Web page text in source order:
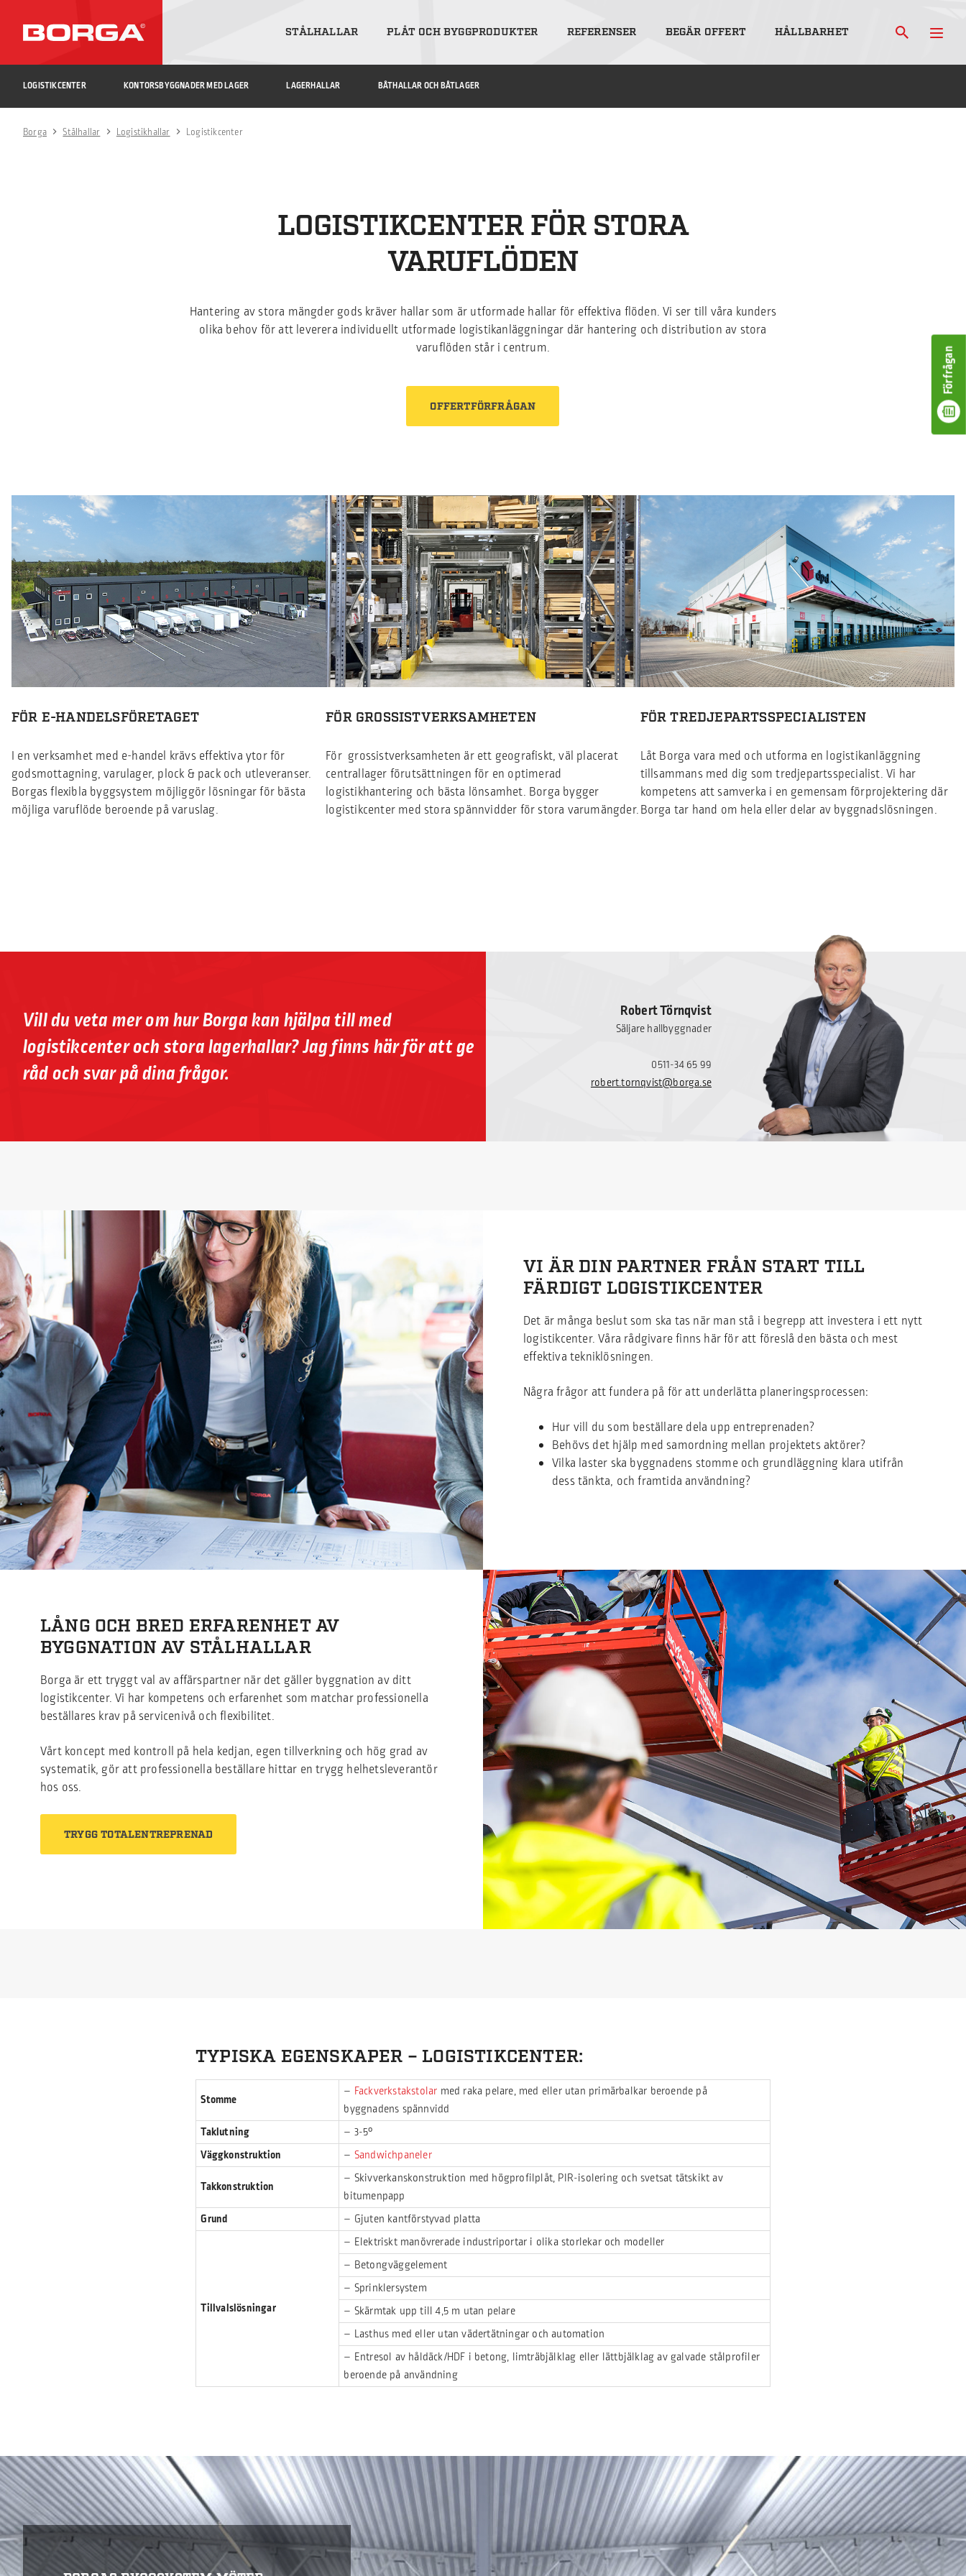
STÅLHALLAR PLÅT OCH BYGGPRODUKTER REFERENSER BEGÄR OFFERT HÅLLBARHET
Förfrågan
LOGISTIKCENTER KONTORSBYGGNADER MED LAGER LAGERHALLAR BÅTHALLAR OCH BÅTLAGER
Borga Stålhallar Logistikhallar Logistikcenter
LOGISTIKCENTER FÖR STORA
VARUFLÖDEN
Hantering av stora mängder gods kräver hallar som är utformade hallar för effektiva flöden. Vi ser till våra kunders
olika behov för att leverera individuellt utformade logistikanläggningar där hantering och distribution av stora
varuflöden står i centrum.
OFFERTFÖRFRÅGAN
FÖR E-HANDELSFÖRETAGET
I en verksamhet med e-handel krävs effektiva ytor för
godsmottagning, varulager, plock & pack och utleveranser.
Borgas flexibla byggsystem möjliggör lösningar för bästa
möjliga varuflöde beroende på varuslag.
FÖR GROSSISTVERKSAMHETEN
För grossistverksamheten är ett geografiskt, väl placerat
centrallager förutsättningen för en optimerad
logistikhantering och bästa lönsamhet. Borga bygger
logistikcenter med stora spännvidder för stora varumängder.
FÖR TREDJEPARTSSPECIALISTEN
Låt Borga vara med och utforma en logistikanläggning
tillsammans med dig som tredjepartsspecialist. Vi har
kompetens att samverka i en gemensam förprojektering där
Borga tar hand om hela eller delar av byggnadslösningen.
Robert Törnqvist
Säljare hallbyggnader
0511-34 65 99
robert.tornqvist@borga.se
Vill du veta mer om hur Borga kan hjälpa till med
logistikcenter och stora lagerhallar? Jag finns här för att ge
råd och svar på dina frågor.
VI ÄR DIN PARTNER FRÅN START TILL
FÄRDIGT LOGISTIKCENTER
Det är många beslut som ska tas när man stå i begrepp att investera i ett nytt
logistikcenter. Våra rådgivare finns här för att föreslå den bästa och mest
effektiva tekniklösningen.
Några frågor att fundera på för att underlätta planeringsprocessen:
Hur vill du som beställare dela upp entreprenaden?
Behövs det hjälp med samordning mellan projektets aktörer?
Vilka laster ska byggnadens stomme och grundläggning klara utifrån
dess tänkta, och framtida användning?
LÅNG OCH BRED ERFARENHET AV
BYGGNATION AV STÅLHALLAR
Borga är ett tryggt val av affärspartner när det gäller byggnation av ditt
logistikcenter. Vi har kompetens och erfarenhet som matchar professionella
beställares krav på servicenivå och flexibilitet.
Vårt koncept med kontroll på hela kedjan, egen tillverkning och hög grad av
systematik, gör att professionella beställare hittar en trygg helhetsleverantör
hos oss.
TRYGG TOTALENTREPRENAD
TYPISKA EGENSKAPER – LOGISTIKCENTER:
Stomme
– Fackverkstakstolar med raka pelare, med eller utan primärbalkar beroende på
byggnadens spännvidd
Taklutning
– 3-5°
Väggkonstruktion
– Sandwichpaneler
Takkonstruktion
– Skivverkanskonstruktion med högprofilplåt, PIR-isolering och svetsat tätskikt av
bitumenpapp
Grund
– Gjuten kantförstyvad platta
Tillvalslösningar
– Elektriskt manövrerade industriportar i olika storlekar och modeller
– Betongväggelement
– Sprinklersystem
– Skärmtak upp till 4,5 m utan pelare
– Lasthus med eller utan vädertätningar och automation
– Entresol av håldäck/HDF i betong, limträbjälklag eller lättbjälklag av galvade stålprofiler
beroende på användning